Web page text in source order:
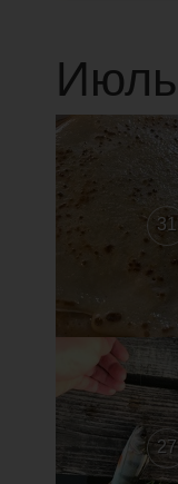
Июль
31
27